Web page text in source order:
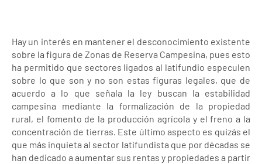
Hay un interés en mantener el desconocimiento existente
sobre la figura de Zonas de Reserva Campesina, pues esto
ha permitido que sectores ligados al latifundio especulen
sobre lo que son y no son estas figuras legales, que de
acuerdo a lo que señala la ley buscan la estabilidad
campesina mediante la formalización de la propiedad
rural, el fomento de la producción agrícola y el freno a la
concentración de tierras. Este último aspecto es quizás el
que más inquieta al sector latifundista que por décadas se
han dedicado a aumentar sus rentas y propiedades a partir